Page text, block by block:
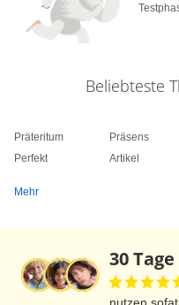
Beliebteste
Präteritum
Perfekt
Präsens
Artikel
Mehr
30 Tage
nutzen